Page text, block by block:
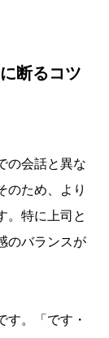
断るコツ
の会話と異な
のため、より
。特に上司と
のバランスが
す。「です・